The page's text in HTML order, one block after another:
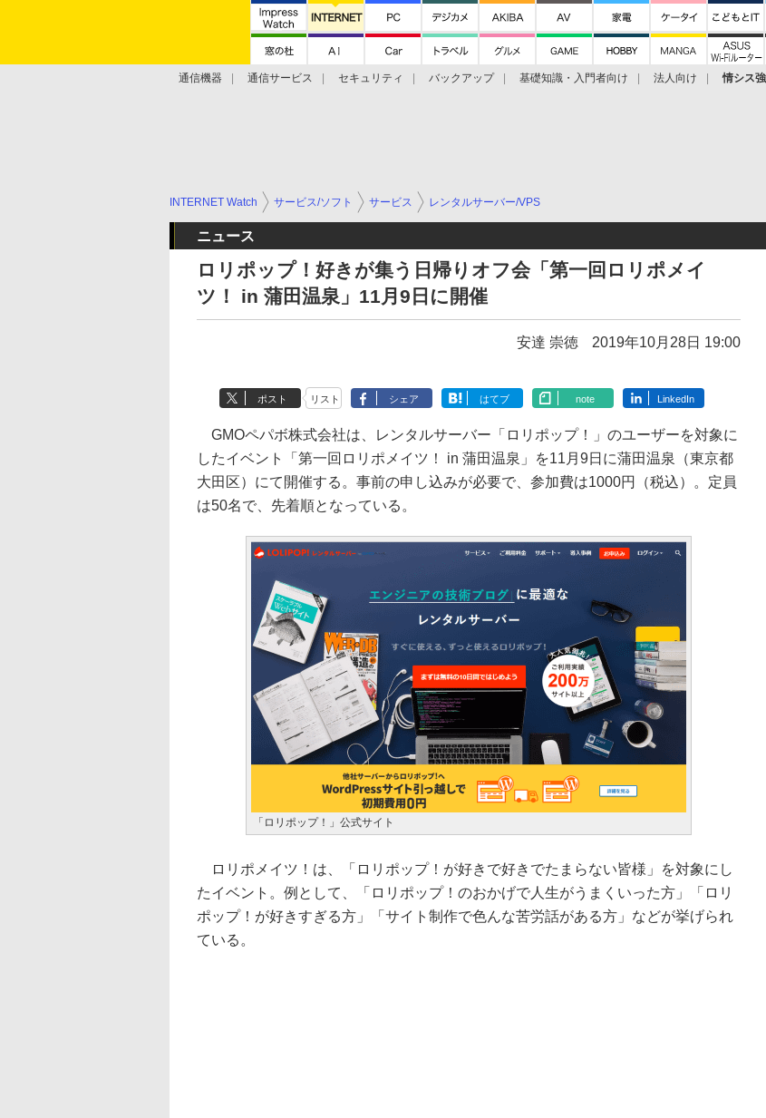
通信機器 通信サービス セキュリティ バックアップ 基礎知識・入門者向け 法人向け 情シス
INTERNET Watch サービス/ソフト サービス レンタルサーバー/VPS
ニュース
ロリポップ！好きが集う日帰りオフ会「第一回ロリポメイ
ツ！ in 蒲田温泉」11月9日に開催
安達 崇徳 2019年10月28日 19:00
ポスト リスト シェア はてブ note LinkedIn
GMOペパボ株式会社は、レンタルサーバー「ロリポップ！」のユーザーを対象に
したイベント「第一回ロリポメイツ！ in 蒲田温泉」を11月9日に蒲田温泉（東京都
大田区）にて開催する。事前の申し込みが必要で、参加費は1000円（税込）。定員
は50名で、先着順となっている。
「ロリポップ！」公式サイト
ロリポメイツ！は、「ロリポップ！が好きで好きでたまらない皆様」を対象にし
たイベント。例として、「ロリポップ！のおかげで人生がうまくいった方」「ロリ
ポップ！が好きすぎる方」「サイト制作で色んな苦労話がある方」などが挙げられ
ている。